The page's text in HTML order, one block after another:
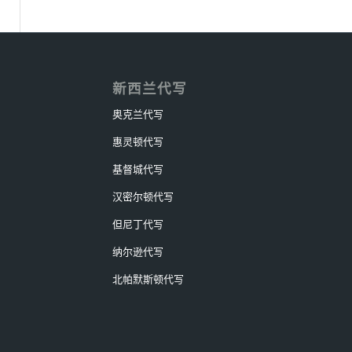
新西兰代写
奥克兰代写
惠灵顿代写
基督城代写
汉密尔顿代写
但尼丁代写
纳尔逊代写
北帕默斯顿代写